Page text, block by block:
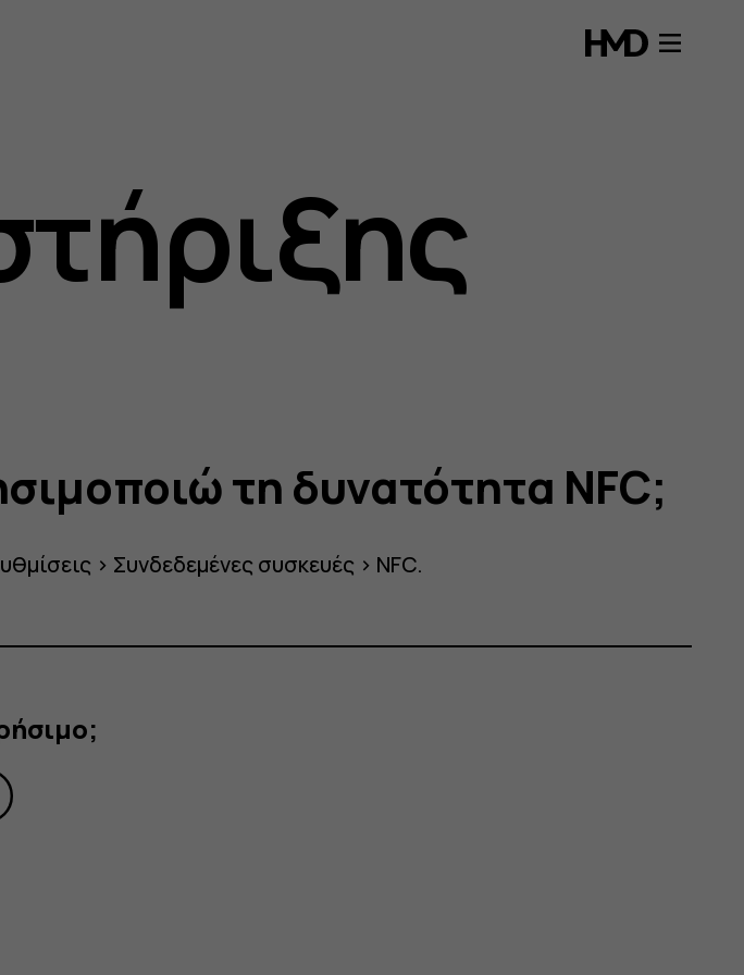
τη δυνατότητα NFC;
> Συνδεδεμένες συσκευές > NFC.